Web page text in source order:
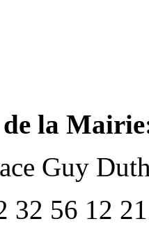
de la
Guy
32 56 12 21